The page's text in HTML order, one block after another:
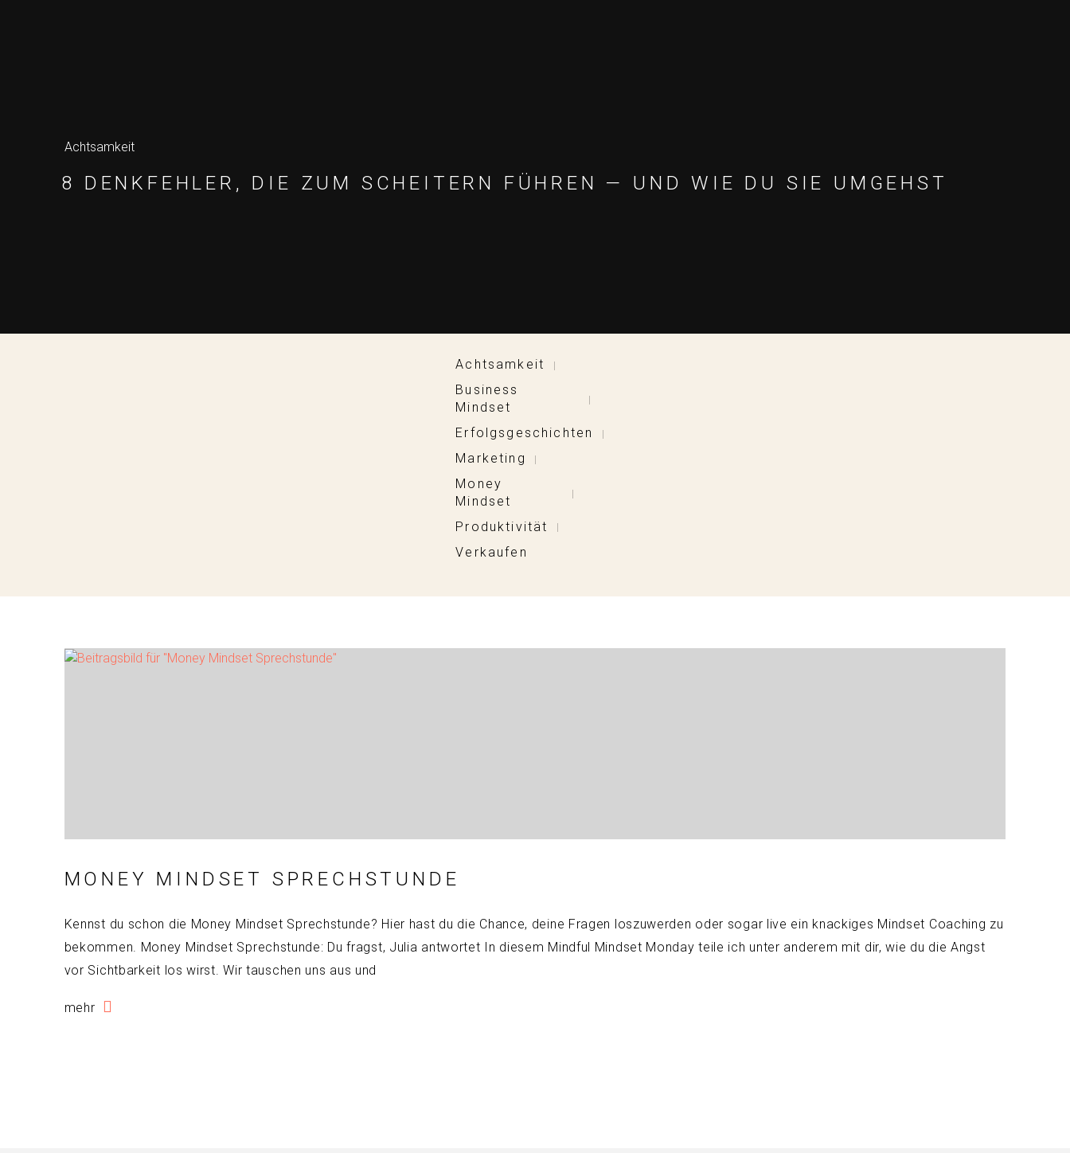
Achtsamkeit
8 DENKFEHLER, DIE ZUM SCHEITERN FÜHREN — UND WIE DU SIE UMGEHST
Achtsamkeit |
Business
Mindset
|
Erfolgsgeschichten |
Marketing |
Money
Mindset
|
Produktivität |
Verkaufen
MONEY MINDSET SPRECHSTUNDE
Kennst du schon die Money Mindset Sprechstunde? Hier hast du die Chance, deine Fragen loszuwerden oder sogar live ein knackiges Mindset Coaching zu
bekommen. Money Mindset Sprechstunde: Du fragst, Julia antwortet In diesem Mindful Mindset Monday teile ich unter anderem mit dir, wie du die Angst
vor Sichtbarkeit los wirst. Wir tauschen uns aus und
mehr